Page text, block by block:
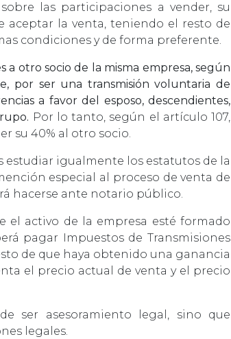
las participaciones a vender, su
aceptar la venta, teniendo el resto de
condiciones y de forma preferente.
a otro socio de la misma empresa, según
por ser una transmisión voluntaria de
a favor del esposo, descendientes,
Por lo tanto, según el artículo 107,
su 40% al otro socio.
estudiar igualmente los estatutos de la
especial al proceso de venta de
hacerse ante notario público.
el activo de la empresa esté formado
pagar Impuestos de Transmisiones
de que haya obtenido una ganancia
el precio actual de venta y el precio
ser asesoramiento legal, sino que
legales.